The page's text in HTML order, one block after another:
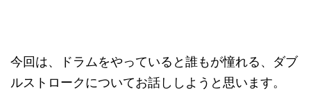
今回は、ドラムをやっていると誰もが憧れる、ダブ
ルストロークについてお話ししようと思います。